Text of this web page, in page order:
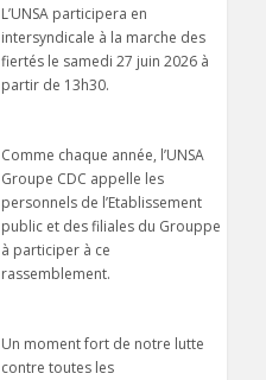
L’UNSA participera en
intersyndicale à la marche des
fiertés le samedi 27 juin 2026 à
partir de 13h30.
Comme chaque année, l’UNSA
Groupe CDC appelle les
personnels de l’Etablissement
public et des filiales du Grouppe
à participer à ce
rassemblement.
Un moment fort de notre lutte
contre toutes les